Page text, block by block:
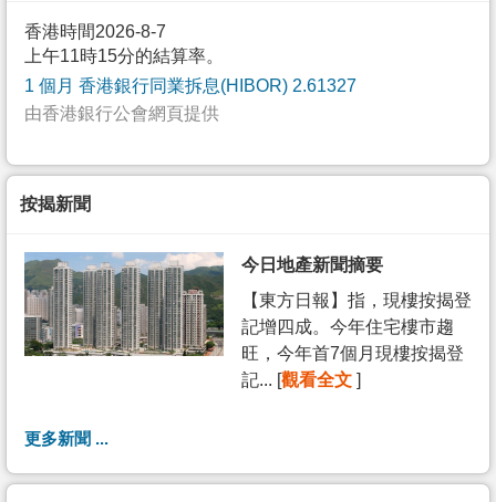
香港時間2026-8-7
上午11時15分的結算率。
1 個月 香港銀行同業拆息(HIBOR) 2.61327
由香港銀行公會網頁提供
按揭新聞
今日地產新聞摘要
【東方日報】指，現樓按揭登
記增四成。今年住宅樓市趨
旺，今年首7個月現樓按揭登
記... [觀看全文 ]
更多新聞 ...